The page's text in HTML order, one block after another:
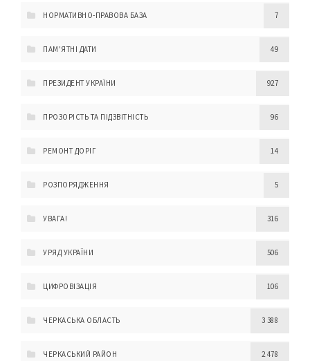
НОРМАТИВНО-ПРАВОВА БАЗА 7
ПАМ'ЯТНІ ДАТИ 49
ПРЕЗИДЕНТ УКРАЇНИ 927
ПРОЗОРІСТЬ ТА ПІДЗВІТНІСТЬ 96
РЕМОНТ ДОРІГ 14
РОЗПОРЯДЖЕННЯ 5
УВАГА! 316
УРЯД УКРАЇНИ 506
ЦИФРОВІЗАЦІЯ 106
ЧЕРКАСЬКА ОБЛАСТЬ 3 388
ЧЕРКАСЬКИЙ РАЙОН 2 478